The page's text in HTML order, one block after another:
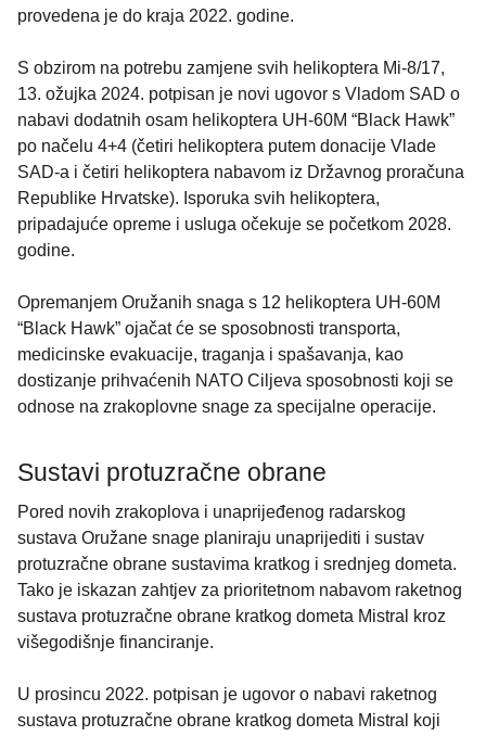
provedena je do kraja 2022. godine.
S obzirom na potrebu zamjene svih helikoptera Mi-8/17,
13. ožujka 2024. potpisan je novi ugovor s Vladom SAD o
nabavi dodatnih osam helikoptera UH-60M “Black Hawk”
po načelu 4+4 (četiri helikoptera putem donacije Vlade
SAD-a i četiri helikoptera nabavom iz Državnog proračuna
Republike Hrvatske). Isporuka svih helikoptera,
pripadajuće opreme i usluga očekuje se početkom 2028.
godine.
Opremanjem Oružanih snaga s 12 helikoptera UH-60M
“Black Hawk” ojačat će se sposobnosti transporta,
medicinske evakuacije, traganja i spašavanja, kao
dostizanje prihvaćenih NATO Ciljeva sposobnosti koji se
odnose na zrakoplovne snage za specijalne operacije.
Sustavi protuzračne obrane
Pored novih zrakoplova i unaprijeđenog radarskog
sustava Oružane snage planiraju unaprijediti i sustav
protuzračne obrane sustavima kratkog i srednjeg dometa.
Tako je iskazan zahtjev za prioritetnom nabavom raketnog
sustava protuzračne obrane kratkog dometa Mistral kroz
višegodišnje financiranje.
U prosincu 2022. potpisan je ugovor o nabavi raketnog
sustava protuzračne obrane kratkog dometa Mistral koji